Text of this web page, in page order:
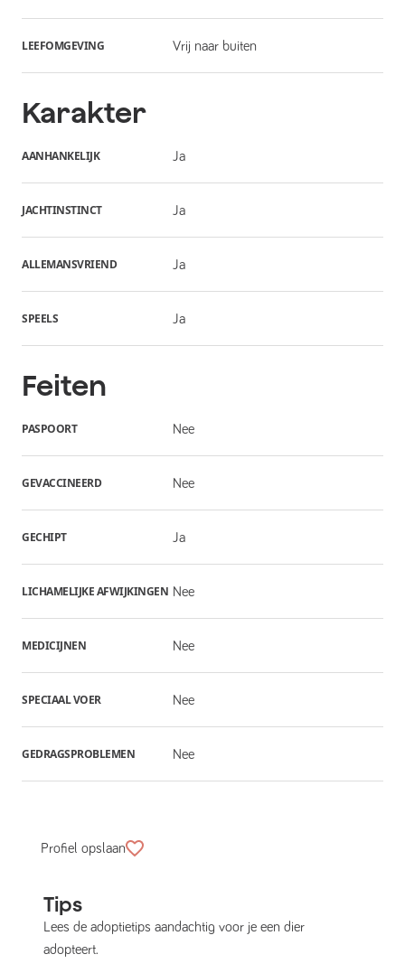
LEEFOMGEVING Vrij naar buiten
Karakter
AANHANKELIJK Ja
JACHTINSTINCT Ja
ALLEMANSVRIEND Ja
SPEELS Ja
Feiten
PASPOORT Nee
GEVACCINEERD Nee
GECHIPT Ja
LICHAMELIJKE AFWIJKINGEN Nee
MEDICIJNEN Nee
SPECIAAL VOER Nee
GEDRAGSPROBLEMEN Nee
Profiel opslaan
Tips
Lees de adoptietips aandachtig voor je een dier
adopteert.